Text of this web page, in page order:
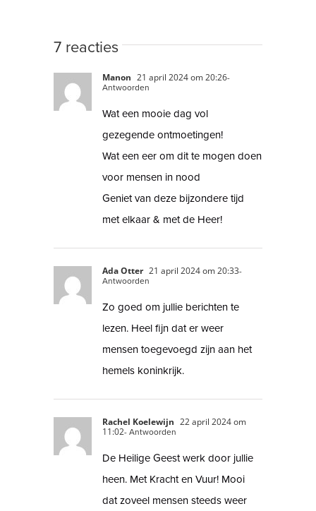
7 reacties
Manon 21 april 2024 om 20:26-
Antwoorden
Wat een mooie dag vol
gezegende ontmoetingen!
Wat een eer om dit te mogen doen
voor mensen in nood
Geniet van deze bijzondere tijd
met elkaar & met de Heer!
Ada Otter 21 april 2024 om 20:33-
Antwoorden
Zo goed om jullie berichten te
lezen. Heel fijn dat er weer
mensen toegevoegd zijn aan het
hemels koninkrijk.
Rachel Koelewijn 22 april 2024 om
11:02- Antwoorden
De Heilige Geest werk door jullie
heen. Met Kracht en Vuur! Mooi
dat zoveel mensen steeds weer